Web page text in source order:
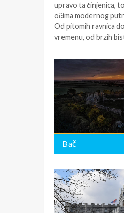
upravo ta činjenica,
očima modernog
Od pitomih ravnica
vremenu, od brzih
Bač